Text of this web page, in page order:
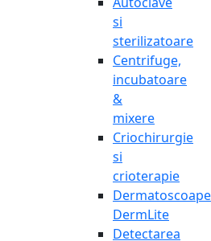
si
sterilizatoare
Centrifuge,
incubatoare
&
mixere
Criochirurgie
si
crioterapie
Dermatoscoape
DermLite
Detectarea